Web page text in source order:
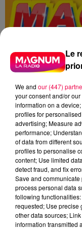
Flash infos
Crédit :Flash infos
Le
We and our (447)
your consent and/or
information on a
profiles for
advertising; Measure
performance;
of data from different
profiles to personalise
content; Use limited
detect fraud, and fix
Save and
process personal data
following
requested; Use precise
other data sources;
information transmitted